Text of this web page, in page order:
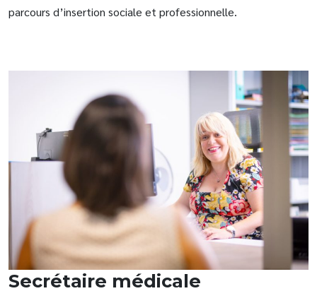
parcours d’insertion sociale et professionnelle.
Secrétaire médicale